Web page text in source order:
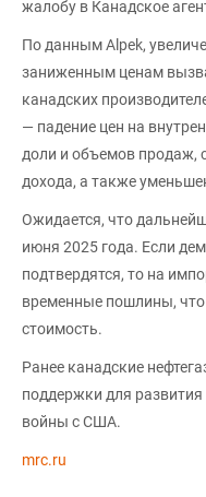
жалобу в Канадское
По данным Alpek,
заниженным ценам
канадских
— падение цен на
доли и объемов продаж,
дохода, а также
Ожидается, что
июня 2025 года. Если
подтвердятся, то на
временные пошлины, что
стоимость.
Ранее канадские
поддержки для развития
войны с США.
mrc.ru